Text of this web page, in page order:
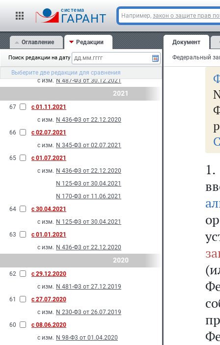
cистема
ГАРАНТ Например, закон о защите прав
Оглавление Редакции
Поиск редакции на дату
Выберите две редакции для сравнения
70
с 26.03.2022
69
с 01.03.2022
с изм. N 176-Ф3 от 11.06.2021
68
с 10.01.2022
с изм. N 487-Ф3 от 30.12.2021
2021
67
с 01.11.2021
с изм. N 436-Ф3 от 22.12.2020
66
с 02.07.2021
с изм. N 345-Ф3 от 02.07.2021
65
с 01.07.2021
с изм. N 436-Ф3 от 22.12.2020
N 125-Ф3 от 30.04.2021
N 170-Ф3 от 11.06.2021
64
с 30.04.2021
с изм. N 125-Ф3 от 30.04.2021
63
с 01.01.2021
с изм. N 436-Ф3 от 22.12.2020
2020
62
с 29.12.2020
с изм. N 481-Ф3 от 27.12.2019
61
с 27.07.2020
с изм. N 230-Ф3 от 26.07.2019
60
с 08.06.2020
с изм. N 98-Ф3 от 01.04.2020
Документ